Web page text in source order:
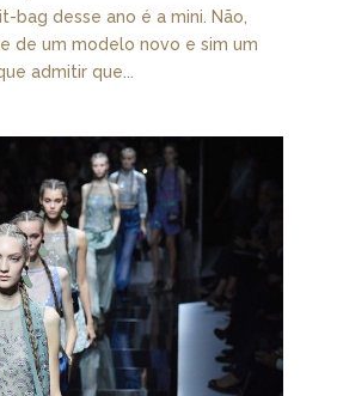
bag desse ano é a mini. Não,
de um modelo novo e sim um
admitir que...